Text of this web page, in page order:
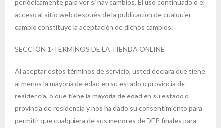
periódicamente para ver si hay cambios. El uso continuado o el
acceso al sitio web después de la publicación de cualquier
cambio constituye la aceptación de dichos cambios.
SECCIÓN 1-TÉRMINOS DE LA TIENDA ONLINE
Al aceptar estos términos de servicio, usted declara que tiene
al menos la mayoría de edad en su estado o provincia de
residencia, o que tiene la mayoría de edad en su estado o
provincia de residencia y nos ha dado su consentimiento para
permitir que cualquiera de sus menores de DEP finales para